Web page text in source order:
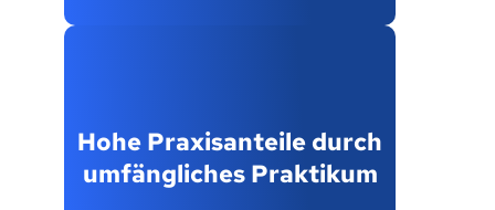
Hohe Praxisanteile durch
umfängliches Praktikum